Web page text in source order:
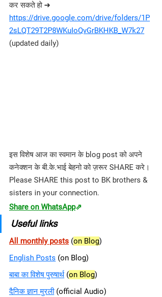
कर सकते हो ➜
https://drive.google.com/drive/folders/1P
2sLQT29T2P8WKuIoQvGrBKHKB_W7k27
(updated daily)
इस विशेष आज का स्वमान के blog post को अपने
कनेक्शन के बी.के.भाई बेहनो को ज़रूर SHARE करे।
Please SHARE this post to BK brothers &
sisters in your connection.
Share on WhatsApp⇗
Useful links
All monthly posts (on Blog)
English Posts (on Blog)
बाबा का विशेष पुरुषार्थ (on Blog)
दैनिक ज्ञान मुरली (official Audio)